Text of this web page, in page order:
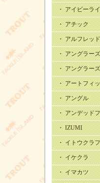
・ アイビーラ
・ アチック
・ アルフレッド
・ アングラー
・ アングラー
・ アートフィ
・ アングル
・ アンデッド
・ IZUMI
・ イトウクラ
・ イケクラ
・ イマカツ